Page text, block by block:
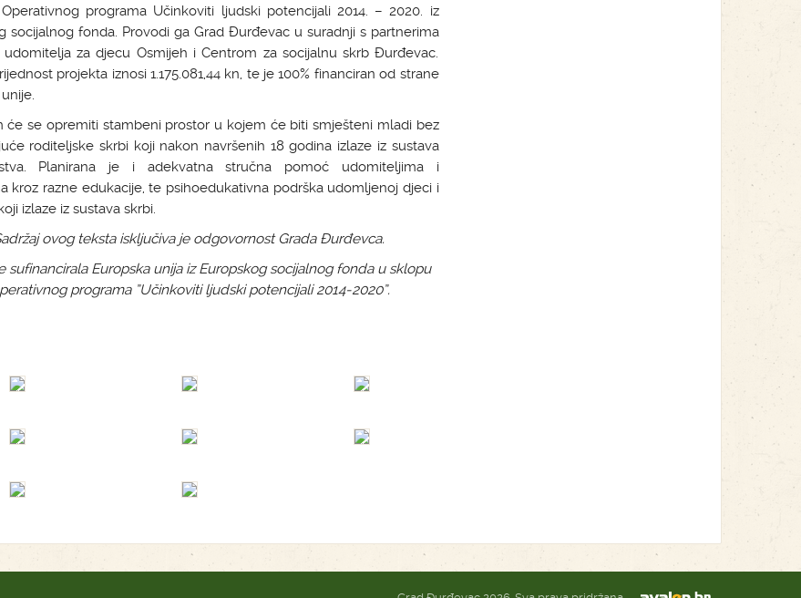
programa Učinkoviti ljudski potencijali 2014. – 2020. iz
socijalnog fonda. Provodi ga Grad Đurđevac u suradnji s partnerima
udomitelja za djecu Osmijeh i Centrom za socijalnu skrb Đurđevac.
projekta iznosi 1.175.081,44 kn, te je 100% financiran od strane
će se opremiti stambeni prostor u kojem će biti smješteni mladi bez
roditeljske skrbi koji nakon navršenih 18 godina izlaze iz sustava
Planirana je i adekvatna stručna pomoć udomiteljima i
kroz razne edukacije, te psihoedukativna podrška udomljenoj djeci i
izlaze iz sustava skrbi.
ovog teksta isključiva je odgovornost Grada Đurđevca.
sufinancirala Europska unija iz Europskog socijalnog fonda u sklopu
programa ”Učinkoviti ljudski potencijali 2014-2020”.